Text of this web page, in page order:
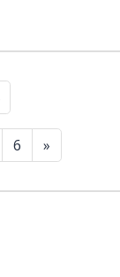
6 »